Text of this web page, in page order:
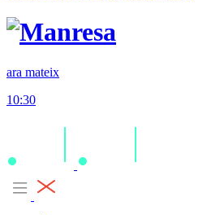
ara mateix
10:30